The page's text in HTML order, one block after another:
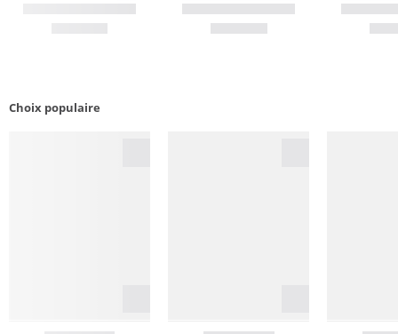
Choix populaire